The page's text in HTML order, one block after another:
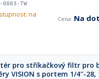
0003-TW
na
Na
pro stříkačkový filtr pro
VISION s portem 1/4''-28,